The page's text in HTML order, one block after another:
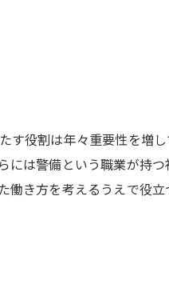
す役割は年々重要性を増
には警備という職業が持
働き方を考えるうえで役